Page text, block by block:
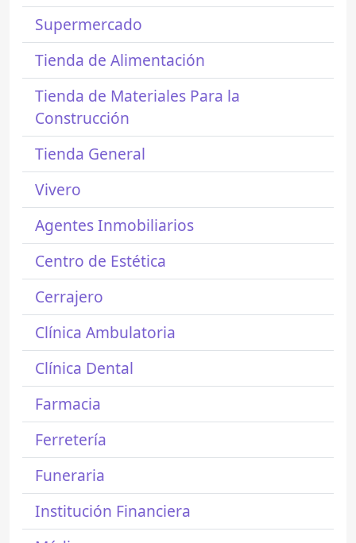
Supermercado
Tienda de Alimentación
Tienda de Materiales Para la
Construcción
Tienda General
Vivero
Agentes Inmobiliarios
Centro de Estética
Cerrajero
Clínica Ambulatoria
Clínica Dental
Farmacia
Ferretería
Funeraria
Institución Financiera